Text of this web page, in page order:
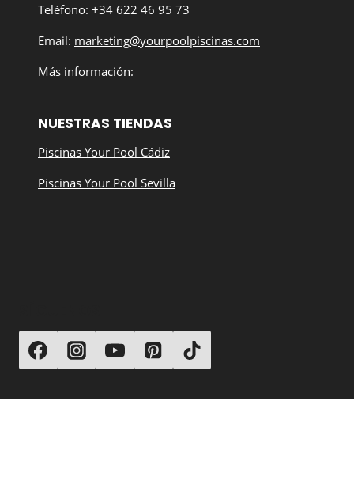
Teléfono: +34 622 46 95 73
Email: marketing@yourpoolpiscinas.com
Más información:
NUESTRAS TIENDAS
Piscinas Your Pool Cádiz
Piscinas Your Pool Sevilla